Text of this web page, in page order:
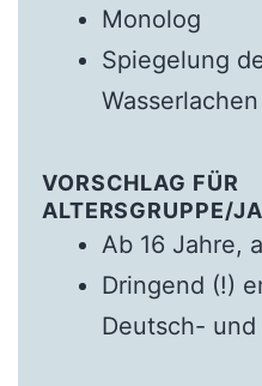
Monolog
Spiegelung
Wasserlachen
VORSCHLAG FÜR
ALTERSGRUPPE/
Ab 16 Jahre,
Dringend (!)
Deutsch-